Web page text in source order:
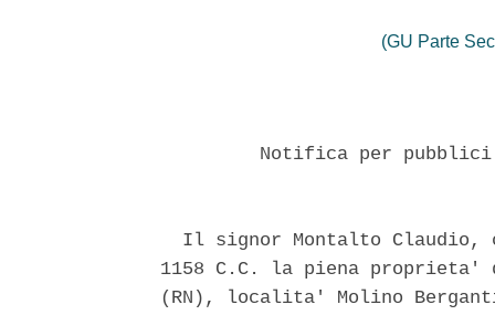
(GU Parte
Notifica per
Il signor Montalto Claudio,
1158 C.C. la piena proprieta'
(RN), localita' Molino